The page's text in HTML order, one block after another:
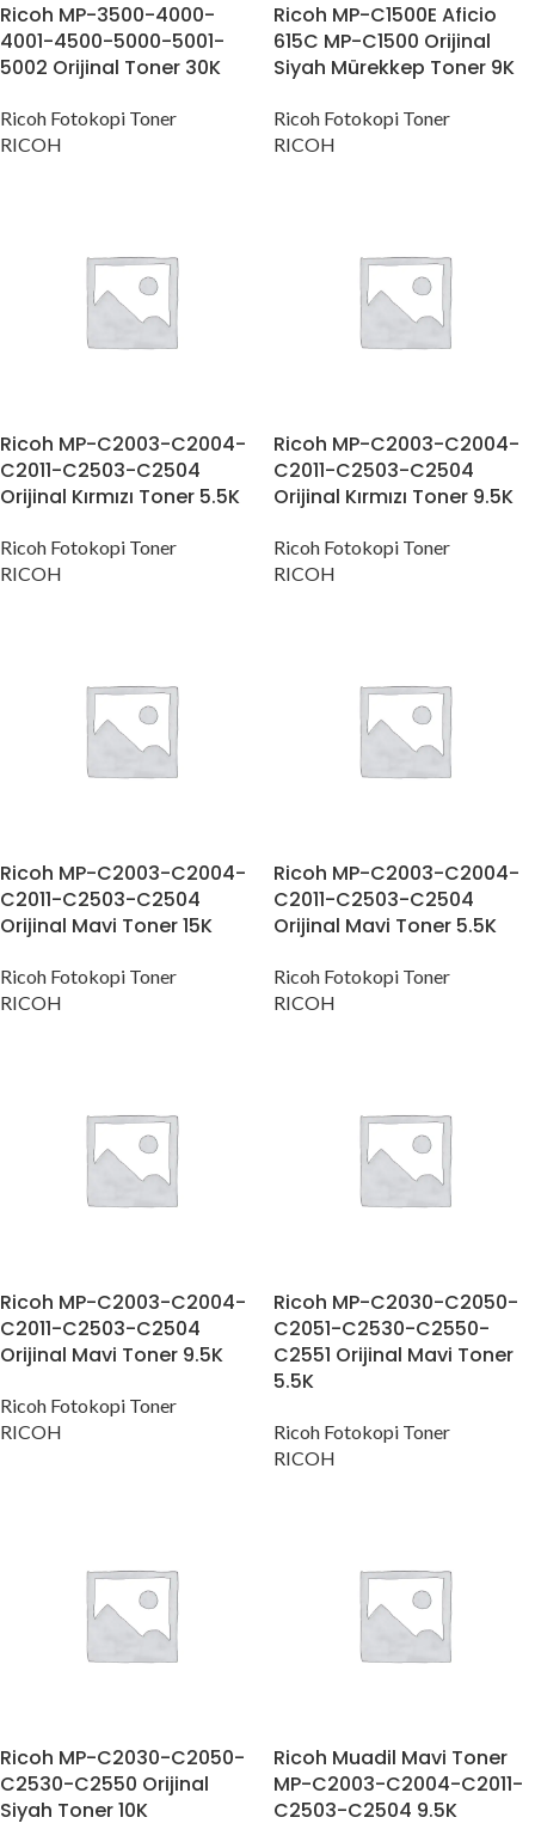
Ricoh MP-3500-4000-
4001-4500-5000-5001-
5002 Orijinal Toner 30K
Ricoh Fotokopi Toner
RICOH
Ricoh MP-C1500E Aficio
615C MP-C1500 Orijinal
Siyah Mürekkep Toner 9K
Ricoh Fotokopi Toner
RICOH
Ricoh MP-C2003-C2004-
C2011-C2503-C2504
Orijinal Kırmızı Toner 5.5K
Ricoh Fotokopi Toner
RICOH
Ricoh MP-C2003-C2004-
C2011-C2503-C2504
Orijinal Kırmızı Toner 9.5K
Ricoh Fotokopi Toner
RICOH
Ricoh MP-C2003-C2004-
C2011-C2503-C2504
Orijinal Mavi Toner 15K
Ricoh Fotokopi Toner
RICOH
Ricoh MP-C2003-C2004-
C2011-C2503-C2504
Orijinal Mavi Toner 5.5K
Ricoh Fotokopi Toner
RICOH
Ricoh MP-C2003-C2004-
C2011-C2503-C2504
Orijinal Mavi Toner 9.5K
Ricoh Fotokopi Toner
RICOH
Ricoh MP-C2030-C2050-
C2051-C2530-C2550-
C2551 Orijinal Mavi Toner
5.5K
Ricoh Fotokopi Toner
RICOH
Ricoh MP-C2030-C2050-
C2530-C2550 Orijinal
Siyah Toner 10K
Ricoh Muadil Mavi Toner
MP-C2003-C2004-C2011-
C2503-C2504 9.5K